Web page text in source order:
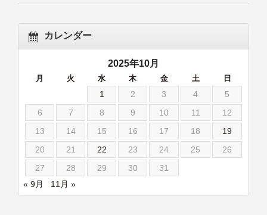
カレンダー
2025年10月
月 火 水 木 金 土 日
1 2 3 4
5
6
7 8 9 10 11
12
13
14 15 16 17 18
19
20
21 22 23 24 25
26
27
28 29 30
31
« 9月
11月 »